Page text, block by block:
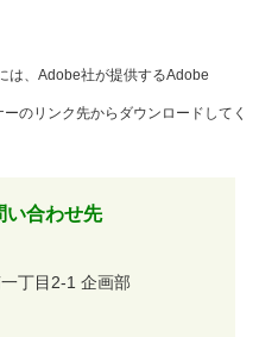
は、Adobe社が提供するAdobe
のリンク先からダウンロードしてく
い合わせ先
丁目2-1 企画部